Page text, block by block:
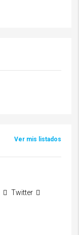
Ver mis listados
Twitter